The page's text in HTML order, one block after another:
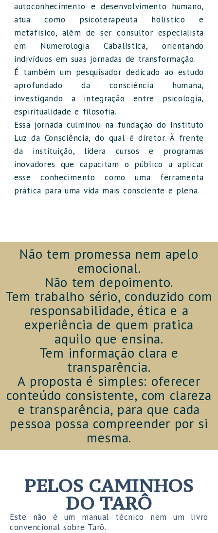
autoconhecimento e desenvolvimento humano,
atua como psicoterapeuta holístico e
metafísico, além de ser consultor especialista
em Numerologia Cabalística, orientando
indivíduos em suas jornadas de transformação.
É também um pesquisador dedicado ao estudo
aprofundado da consciência humana,
investigando a integração entre psicologia,
espiritualidade e filosofia.
Essa jornada culminou na fundação do Instituto
Luz da Consciência, do qual é diretor. À frente
da instituição, lidera cursos e programas
inovadores que capacitam o público a aplicar
esse conhecimento como uma ferramenta
prática para uma vida mais consciente e plena.
Não tem promessa nem apelo
emocional.
Não tem depoimento.
Tem trabalho sério, conduzido com
responsabilidade, ética e a
experiência de quem pratica
aquilo que ensina.
Tem informação clara e
transparência.
A proposta é simples: oferecer
conteúdo consistente, com clareza
e transparência, para que cada
pessoa possa compreender por si
mesma.
PELOS CAMINHOS
DO TARÔ
Este não é um manual técnico nem um livro
convencional sobre Tarô.